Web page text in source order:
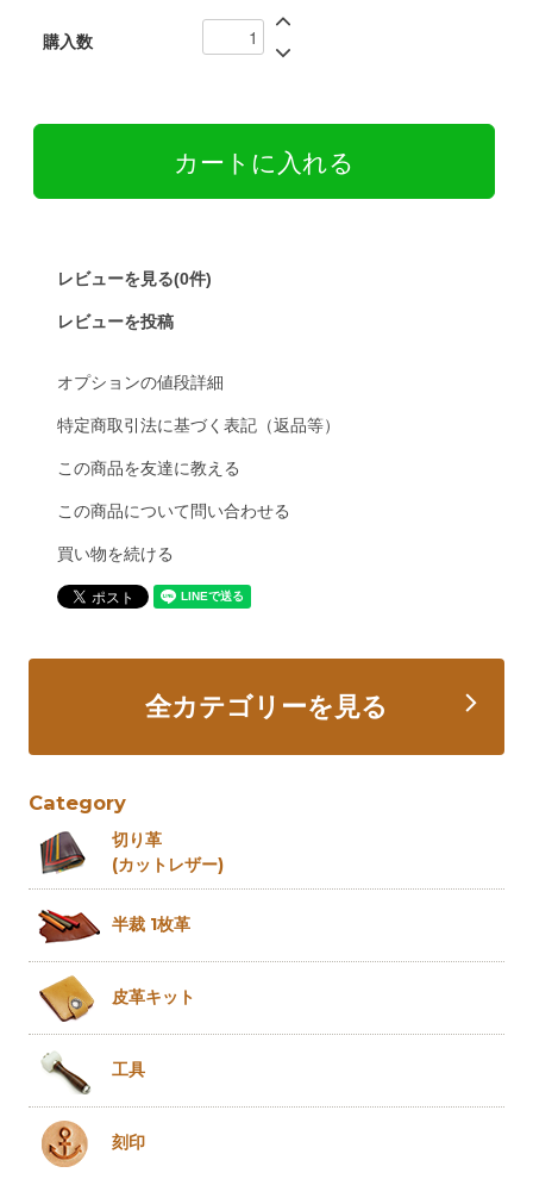
購入数
レビューを見る(0件)
レビューを投稿
オプションの値段詳細
特定商取引法に基づく表記（返品等）
この商品を友達に教える
この商品について問い合わせる
買い物を続ける
全カテゴリーを見る
Category
切り革
(カットレザー)
半裁 1枚革
皮革キット
工具
刻印